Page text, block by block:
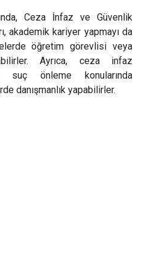
Ceza İnfaz ve Güvenlik
akademik kariyer yapmayı da
öğretim görevlisi veya
Ayrıca, ceza infaz
önleme konularında
danışmanlık yapabilirler.